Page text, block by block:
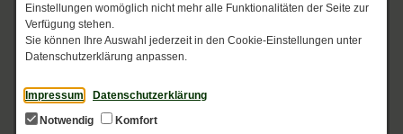
Einstellungen womöglich nicht mehr alle Funktionalitäten der Seite zur
Verfügung stehen.
Sie können Ihre Auswahl jederzeit in den Cookie-Einstellungen unter
Datenschutzerklärung anpassen.
Impressum
Datenschutzerklärung
Notwendig
Komfort